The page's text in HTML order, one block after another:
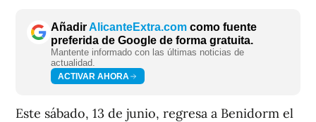
AñadirAlicanteExtra.com como fuente
preferida de Google de forma gratuita.
Mantente informado con las últimas noticias de
actualidad.
ACTIVAR AHORA
Este sábado, 13 de junio, regresa a Benidorm el